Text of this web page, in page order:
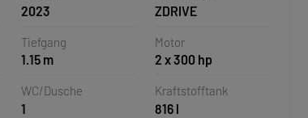
2023 ZDRIVE
Tiefgang
1.15 m
Motor
2 x 300 hp
WC/Dusche
1
Kraftstofftank
816 l